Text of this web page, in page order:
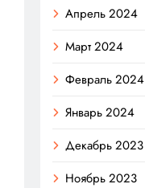
Апрель 2024
Март 2024
Февраль 2024
Январь 2024
Декабрь 2023
Ноябрь 2023